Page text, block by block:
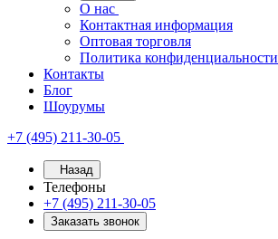
О нас
Контактная информация
Оптовая торговля
Политика конфиденциальности
Контакты
Блог
Шоурумы
+7 (495) 211-30-05
Назад
Телефоны
+7 (495) 211-30-05
Заказать звонок